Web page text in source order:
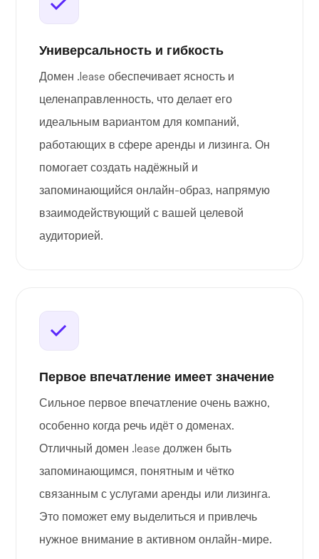
Универсальность и гибкость
Домен .lease обеспечивает ясность и
целенаправленность, что делает его
идеальным вариантом для компаний,
работающих в сфере аренды и лизинга. Он
помогает создать надёжный и
запоминающийся онлайн-образ, напрямую
взаимодействующий с вашей целевой
аудиторией.
Первое впечатление имеет значение
Сильное первое впечатление очень важно,
особенно когда речь идёт о доменах.
Отличный домен .lease должен быть
запоминающимся, понятным и чётко
связанным с услугами аренды или лизинга.
Это поможет ему выделиться и привлечь
нужное внимание в активном онлайн-мире.